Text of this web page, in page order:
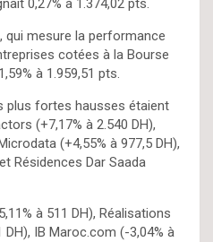
0,27% à 1.374,02 pts.
qui mesure la performance
cotées à la Bourse
à 1.959,51 pts.
plus fortes hausses étaient
(+7,17% à 2.540 DH),
(+4,55% à 977,5 DH),
Résidences Dar Saada
à 511 DH), Réalisations
IB Maroc.com (-3,04% à